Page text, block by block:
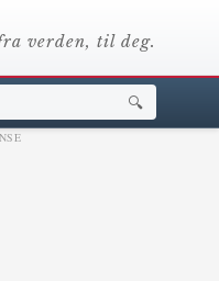
verden, til deg.
🔍